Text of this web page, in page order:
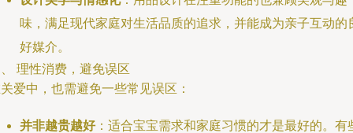
味，满足现代家庭对生活品质的追求，并能成为亲子互动的
好媒介。
理性消费，避免误区
爱中，也需避免一些常见误区：
并非越贵越好：适合宝宝需求和家庭习惯的才是最好的。有